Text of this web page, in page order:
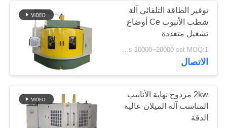
أنبوب ملحوم يجعل آلة
4
توفير الطاقة التلقائي آلة
شطب الأنبوب Ce أوضاع
تشغيل متعددة
us 10000~20000 set MOQ:1 مجموعة
الاتصال
2kw مزدوج نهاية الأنابيب
المناسب آلة الميلان عالية
الدقة